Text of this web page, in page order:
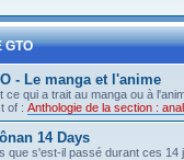
GTO
- Le manga et l'anime
ce qui a trait au manga ou à
of : Anthologie de la section :
14 Days
que s'est-il passé durant ces 14